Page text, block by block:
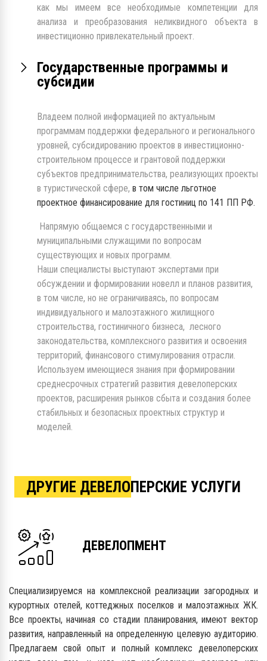
как мы имеем все необходимые компетенции для
анализа и преобразования неликвидного объекта в
инвестиционно привлекательный проект.
Государственные программы и
субсидии
Владеем полной информацией по актуальным
программам поддержки федерального и регионального
уровней, субсидированию проектов в инвестиционно-
строительном процессе и грантовой поддержки
субъектов предпринимательства, реализующих проекты
в туристической сфере, в том числе льготное
проектное финансирование для гостиниц по 141 ПП РФ.
Напрямую общаемся с государственными и
муниципальными служащими по вопросам
существующих и новых программ.
Наши специалисты выступают экспертами при
обсуждении и формировании новелл и планов развития,
в том числе, но не ограничиваясь, по вопросам
индивидуального и малоэтажного жилищного
строительства, гостиничного бизнеса, лесного
законодательства, комплексного развития и освоения
территорий, финансового стимулирования отрасли.
Используем имеющиеся знания при формировании
среднесрочных стратегий развития девелоперских
проектов, расширения рынков сбыта и создания более
стабильных и безопасных проектных структур и
моделей.
ДРУГИЕ ДЕВЕЛОПЕРСКИЕ УСЛУГИ
ДЕВЕЛОПМЕНТ
Специализируемся на комплексной реализации загородных и
курортных отелей, коттеджных поселков и малоэтажных ЖК.
Все проекты, начиная со стадии планирования, имеют вектор
развития, направленный на определенную целевую аудиторию.
Предлагаем свой опыт и полный комплекс девелоперских